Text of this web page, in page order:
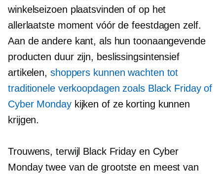
winkelseizoen plaatsvinden of op het
allerlaatste moment vóór de feestdagen zelf.
Aan de andere kant, als hun toonaangevende
producten duur zijn, beslissingsintensief
artikelen, shoppers kunnen wachten tot
traditionele verkoopdagen zoals Black Friday of
Cyber ​​Mondaykijken of ze korting kunnen
krijgen.
Trouwens, terwijl Black Friday en Cyber ​​
Monday twee van de grootste en meest van